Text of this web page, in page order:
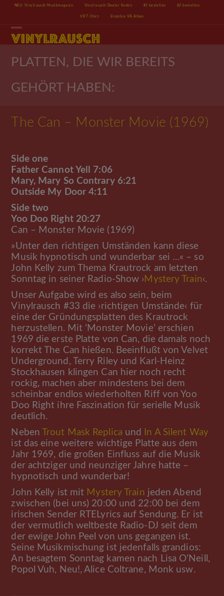
Skip
content
NEU: Vinylrausch Musikmagazin Vinylrausch-Dealer finden #1 bestellen #2 bestellen
VR T-Shirt Einzelne VR-Alben
Open
mobile
menu
Close
mobile
menu
PLATTEN, DIE WIR BEREITS
GEHÖRT HABEN:
The Can – Monster Movie (1969)
Side one
Father Cannot Yell 7:06
Mary, Mary So Contrary 6:21
Outside My Door 4:11
Side two
Yoo Doo Right 20:27
Can – Monster Movie (1969)
»Unter den richtigen Umständen kann diese
Musik hypnotisch und wunderbar sei …« – so
John Kelly zum Thema Krautrock am letzten
Sonntag in seiner Radio-Show › Mystery Train‹.
Unser Aufgabe wird es also sein, beim
Vinylrausch #33 die ›richtigen Umstände‹ für
eine der Gründungsplatten des Krautrock
herzustellen. Mit ‘Monster Movie’ erschien
1969 die erste Platte von Can, die damals noch
korrekt The Can hießen. Beeinflußt von Velvet
Underground, Terry Riley und Karl-Heinz
Stockhausen klingen Can hier noch recht
rockig, machen aber mindestens bei dem
scheinbar endlos wiederholten Riff von Yoo
Doo Right ihre Faszination für serielle Musik
deutlich.
Neben Trout Mask Replica und
In A Silent Way
ist das eine weitere wichtige Platte aus dem
Jahr 1969, die großen Einfluss auf die Musik
der achtziger und neunziger Jahre hatte –
hypnotisch und wunderbar!
John Kelly ist mit Mystery Train jeden Abend
zwischen (bei uns) 20:00 und 22:00 bei dem
irischen Sender RTELyrics auf Sendung. Er ist
der vermutlich weltbeste Radio-DJ seit dem
der ewige John Peel von uns gegangen ist.
Seine Musikmischung ist jedenfalls grandios:
An besagtem Sonntag kamen nach Lisa O’Neill,
Popol Vuh, Neu!, Alice Coltrane, Monk usw.